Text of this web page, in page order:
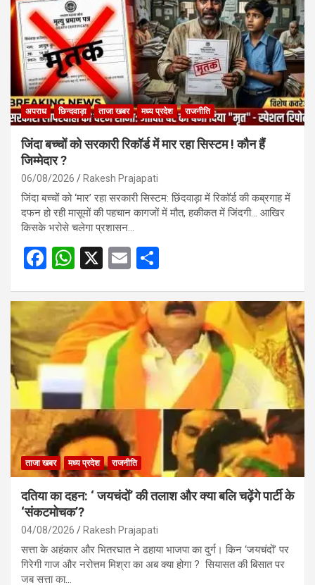
अपराध छिन्दवाड़ा ताजा खबर मध्य प्रदेश राजनीति
जिंदा बच्चों को सरकारी रिकॉर्ड में मार रहा सिस्टम ! कौन हैं
जिम्मेदार ?
06/08/2026 Rakesh Prajapati
जिंदा बच्चों को ‘मार’ रहा सरकारी सिस्टम: छिंदवाड़ा में रिकॉर्ड की कब्रगाह में
दफन हो रही मासूमों की पहचान कागजों में मौत, हकीकत में जिंदगी… आखिर
किसके भरोसे चलेगा प्रशासन…
F
ce
b
o
o
k
W
at
s
A
p
p
X
E
ail ar
e
ताजा खबर मध्य प्रदेश राजनीति
दतिया का दहन: ‘ जयचंदों’ की तलाश और क्या बलि चढ़ेंगे पार्टी के
‘संकटमोचक’?
04/08/2026 Rakesh Prajapati
सत्ता के अहंकार और भितरघात ने ढहाया भाजपा का दुर्ग। किन ‘जयचंदों’ पर
गिरेगी गाज और नरोत्तम मिश्रा का अब क्या होगा ? सियासत की बिसात पर
जब सत्ता का…